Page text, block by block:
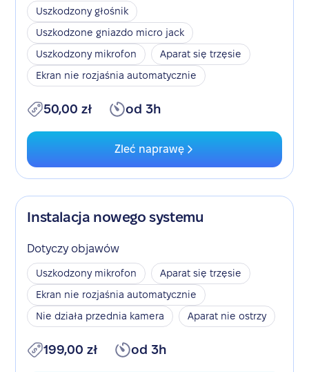
Uszkodzony głośnik
Uszkodzone gniazdo micro jack
Uszkodzony mikrofon
Aparat się trzęsie
Ekran nie rozjaśnia automatycznie
50,00 zł od 3h
Zleć naprawę
Instalacja nowego systemu
Dotyczy objawów
Uszkodzony mikrofon
Aparat się trzęsie
Ekran nie rozjaśnia automatycznie
Nie działa przednia kamera
Aparat nie ostrzy
199,00 zł od 3h